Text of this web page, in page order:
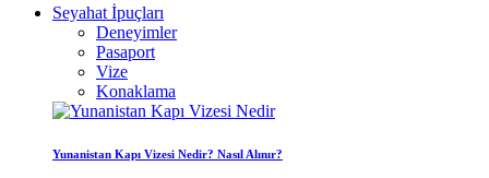
Seyahat İpuçları
Deneyimler
Pasaport
Vize
Konaklama
Yunanistan Kapı Vizesi Nedir? Nasıl Alınır?